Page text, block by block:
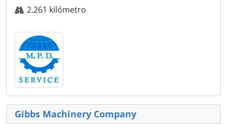
2.261 kilómetro
Gibbs Machinery Company